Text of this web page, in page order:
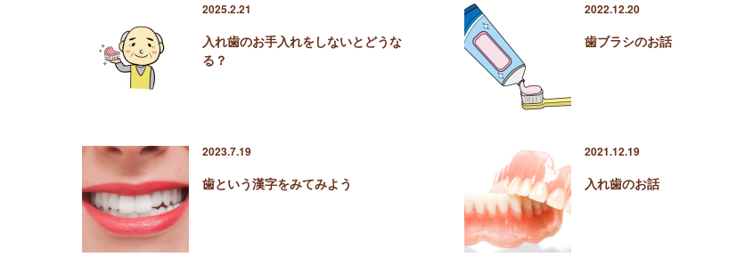
2025.2.21
入れ歯のお手入れをしないとどうな
る？
2022.12.20
歯ブラシのお話
2023.7.19
歯という漢字をみてみよう
2021.12.19
入れ歯のお話